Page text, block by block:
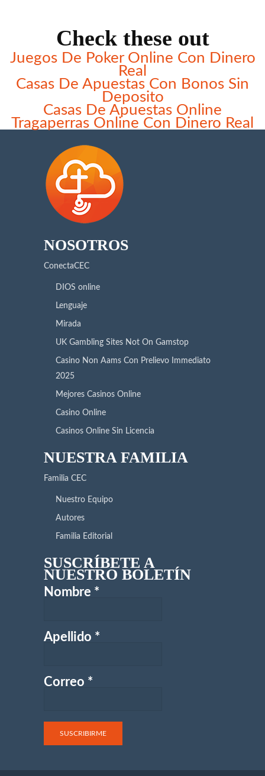
Check these out
Juegos De Poker Online Con Dinero
Real
Casas De Apuestas Con Bonos Sin
Deposito
Casas De Apuestas Online
Tragaperras Online Con Dinero Real
NOSOTROS
ConectaCEC
DIOS online
Lenguaje
Mirada
UK Gambling Sites Not On Gamstop
Casino Non Aams Con Prelievo Immediato
2025
Mejores Casinos Online
Casino Online
Casinos Online Sin Licencia
NUESTRA FAMILIA
Familia CEC
Nuestro Equipo
Autores
Familia Editorial
SUSCRÍBETE A
NUESTRO BOLETÍN
Nombre *
Apellido *
Correo *